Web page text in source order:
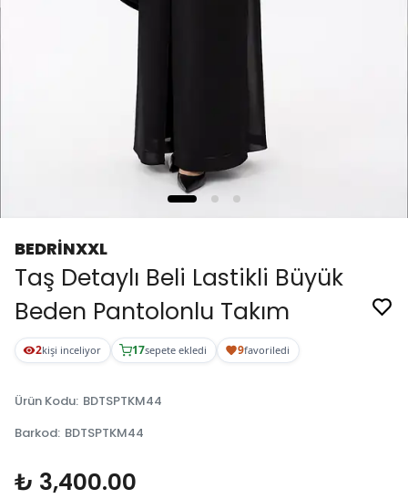
BEDRİNXXL
Taş Detaylı Beli Lastikli Büyük
Beden Pantolonlu Takım
2kişi inceliyor 17sepete ekledi 9favoriledi
Ürün Kodu: BDTSPTKM44
Barkod: BDTSPTKM44
₺ 3,400.00